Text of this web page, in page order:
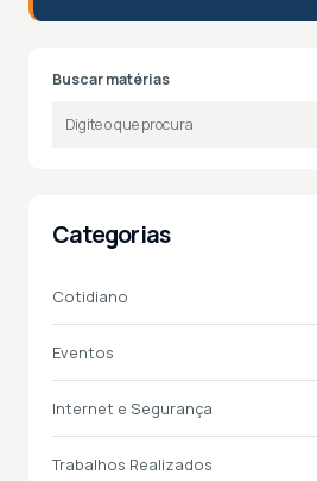
Buscar matérias
Categorias
Cotidiano
Eventos
Internet e Segurança
Trabalhos Realizados